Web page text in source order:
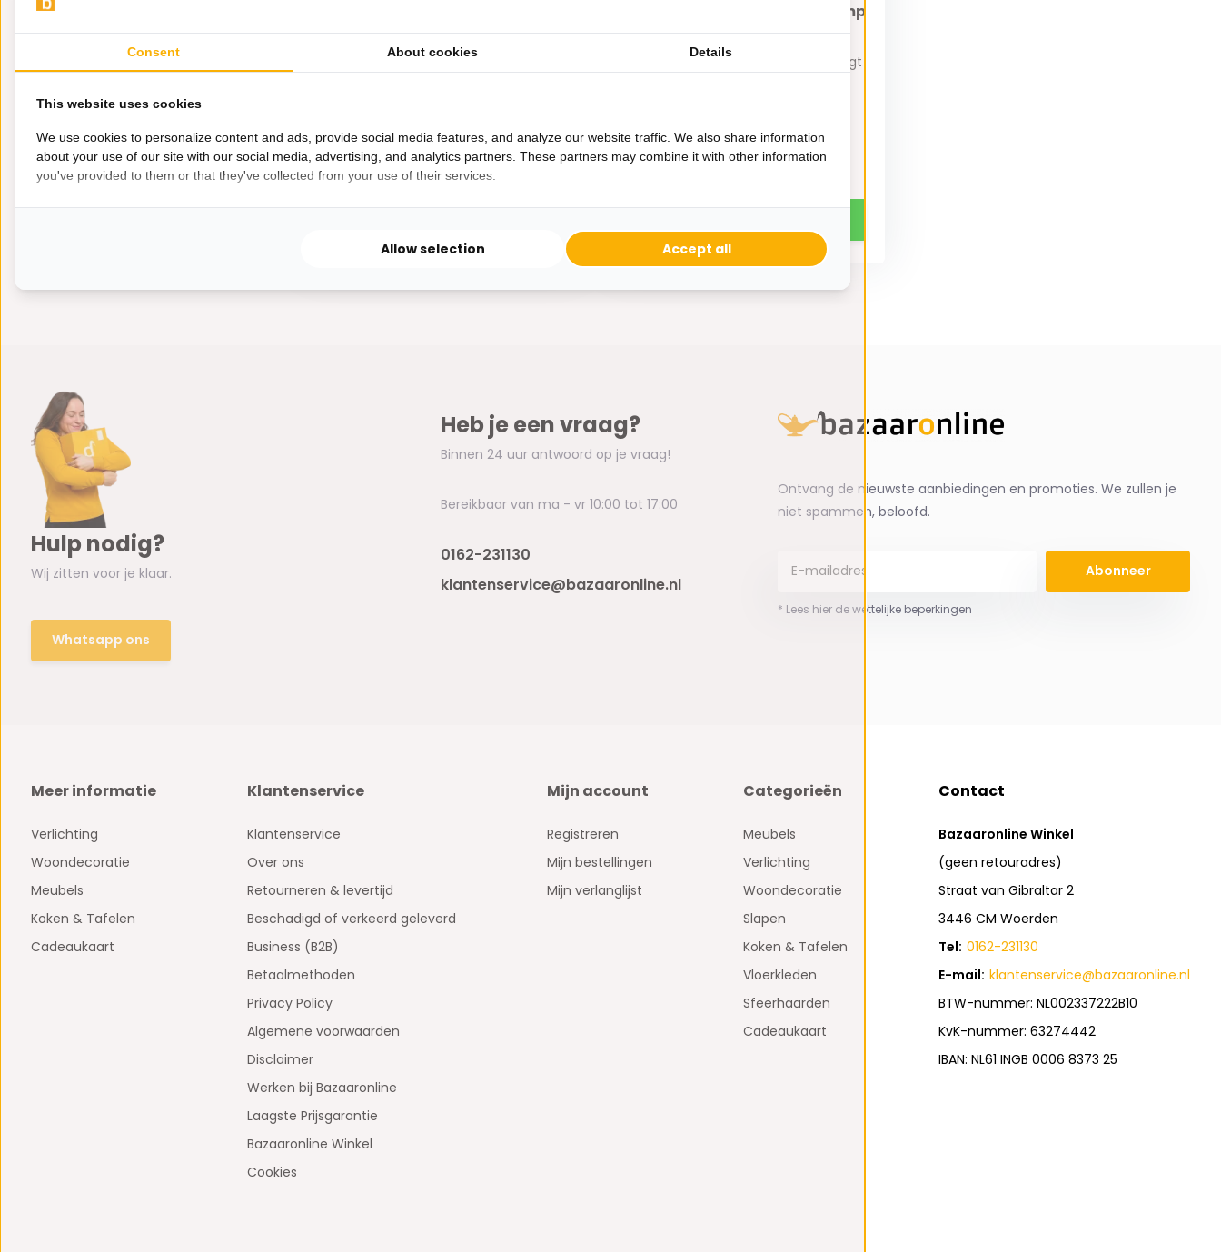
Vloerlamp - Vierkante Voet
Deze Antraciete Bollenlamp brengt
Niet op voorraad
350,-
Bollenlamp - Zilver - Vloerlamp
- Ronde Voet - brede bollen
Deze Zilverkleurige Bollenlamp brengt
Hulp nodig?
Wij zitten voor je klaar.
Whatsapp ons
Heb je een vraag?
Binnen 24 uur antwoord op je vraag!
Bereikbaar van ma - vr 10:00 tot 17:00
0162-231130
klantenservice@bazaaronline.nl
Ontvang de nieuwste aanbiedingen en promoties. We zullen je
niet spammen, beloofd.
Abonneer
* Lees hier de wettelijke beperkingen
Meer informatie
Verlichting
Woondecoratie
Meubels
Koken & Tafelen
Cadeaukaart
Klantenservice
Klantenservice
Over ons
Retourneren & levertijd
Beschadigd of verkeerd geleverd
Business (B2B)
Betaalmethoden
Privacy Policy
Algemene voorwaarden
Disclaimer
Werken bij Bazaaronline
Laagste Prijsgarantie
Bazaaronline Winkel
Cookies
Mijn account
Registreren
Mijn bestellingen
Mijn verlanglijst
Categorieën
Meubels
Verlichting
Woondecoratie
Slapen
Koken & Tafelen
Vloerkleden
Sfeerhaarden
Cadeaukaart
Contact
Bazaaronline Winkel
(geen retouradres)
Straat van Gibraltar 2
3446 CM Woerden
Tel: 0162-231130
E-mail: klantenservice@bazaaronline.nl
BTW-nummer: NL002337222B10
KvK-nummer: 63274442
IBAN: NL61 INGB 0006 8373 25
Consent About cookies Details
This website uses cookies
We use cookies to personalize content and ads, provide social media features, and analyze our website traffic. We also share information
about your use of our site with our social media, advertising, and analytics partners. These partners may combine it with other information
you've provided to them or that they've collected from your use of their services.
Allow selection Accept all